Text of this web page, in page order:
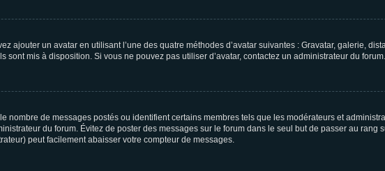
ajouter un avatar en utilisant l’une des quatre méthodes d’avatar suivantes : Gravatar, galerie,
mis à disposition. Si vous ne pouvez pas utiliser d’avatar, contactez un administrateur du forum.
nombre de messages postés ou identifient certains membres tels que les modérateurs et
du forum. Évitez de poster des messages sur le forum dans le seul but de passer au rang
peut facilement abaisser votre compteur de messages.